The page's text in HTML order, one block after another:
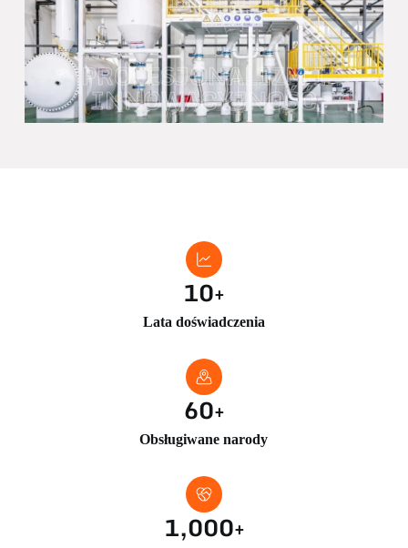
PROFESJONALIZM I
INNOWACYJNOŚĆ
Lata doświadczenia
10+
Obsługiwane narody
60+
1,000+